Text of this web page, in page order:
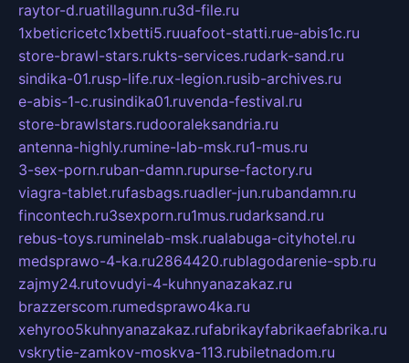
raytor-d.ruatillagunn.ru3d-file.ru
1xbeticricetc1xbetti5.ruuafoot-statti.rue-abis1c.ru
store-brawl-stars.rukts-services.rudark-sand.ru
sindika-01.rusp-life.rux-legion.rusib-archives.ru
e-abis-1-c.rusindika01.ruvenda-festival.ru
store-brawlstars.rudooraleksandria.ru
antenna-highly.rumine-lab-msk.ru1-mus.ru
3-sex-porn.ruban-damn.rupurse-factory.ru
viagra-tablet.rufasbags.ruadler-jun.rubandamn.ru
fincontech.ru3sexporn.ru1mus.rudarksand.ru
rebus-toys.ruminelab-msk.rualabuga-cityhotel.ru
medsprawo-4-ka.ru2864420.rublagodarenie-spb.ru
zajmy24.rutovudyi-4-kuhnyanazakaz.ru
brazzerscom.rumedsprawo4ka.ru
xehyroo5kuhnyanazakaz.rufabrikayfabrikaefabrika.ru
vskrytie-zamkov-moskva-113.rubiletnadom.ru